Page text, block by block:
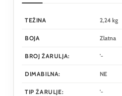
TEŽINA 2,24 kg
BOJA Zlatna
BROJ ŽARULJA: '-
DIMABILNA: NE
TIP ŽARULJE: '-